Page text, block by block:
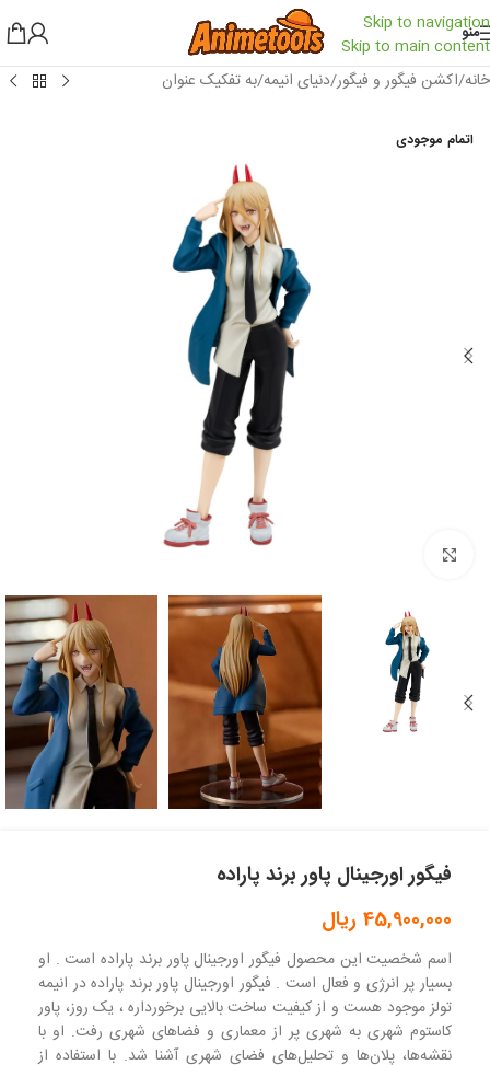
Skip to navigation
Skip to main content
منو
خانه/اکشن فیگور و فیگور/دنیای انیمه/به تفکیک عنوان
اتمام موجودی
فیگور اورجینال پاور برند پاراده
45,900,000 ریال
اسم شخصیت این محصول فیگور اورجینال پاور برند پاراده است . او
بسیار پر انرژی و فعال است . فیگور اورجینال پاور برند پاراده در انیمه
تولز موجود هست و از کیفیت ساخت بالایی برخورداره ، یک روز، پاور
کاستوم شهری به شهری پر از معماری و فضاهای شهری رفت. او با
نقشه‌ها، پلان‌ها و تحلیل‌های فضای شهری آشنا شد. با استفاده از